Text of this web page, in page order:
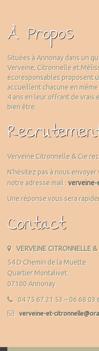
À Propos
Situées à Annonay dans un
Verveine, Citronnelle et
écoresponsables proposent
accueillent chacune en
4 ans en leur offrant de vrais
bien être.
Verveine Citronnelle & Cie
N’hésitez pas à nous
notre adresse mail :verveine-
Une réponse vous sera
Contact
VERVEINE CITRONNELLE &
54 D Chemin de la Muette
Quartier Montalivet
07100 Annonay
04 75 67 21 53 – 06 68 03
verveine-et-